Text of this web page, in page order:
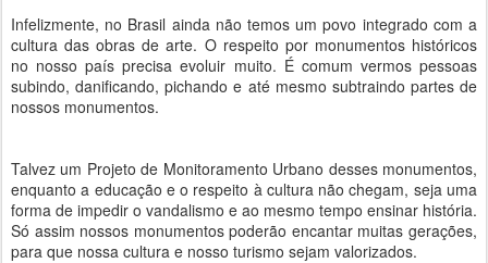
Infelizmente, no Brasil ainda não temos um povo integrado com a
cultura das obras de arte. O respeito por monumentos históricos
no nosso país precisa evoluir muito. É comum vermos pessoas
subindo, danificando, pichando e até mesmo subtraindo partes de
nossos monumentos.
Talvez um Projeto de Monitoramento Urbano desses monumentos,
enquanto a educação e o respeito à cultura não chegam, seja uma
forma de impedir o vandalismo e ao mesmo tempo ensinar história.
Só assim nossos monumentos poderão encantar muitas gerações,
para que nossa cultura e nosso turismo sejam valorizados.